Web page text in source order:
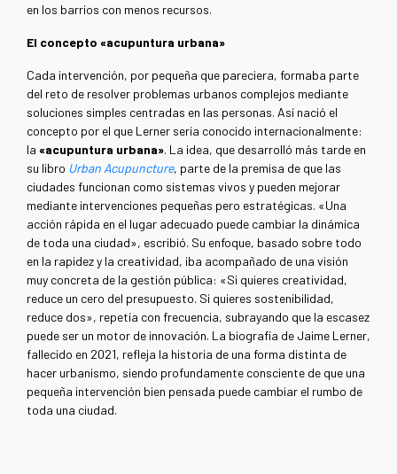
en los barrios con menos recursos.
El concepto «acupuntura urbana»
Cada intervención, por pequeña que pareciera, formaba parte
del reto de resolver problemas urbanos complejos mediante
soluciones simples centradas en las personas. Así nació el
concepto por el que Lerner sería conocido internacionalmente:
la «acupuntura urbana». La idea, que desarrolló más tarde en
su libro Urban Acupuncture, parte de la premisa de que las
ciudades funcionan como sistemas vivos y pueden mejorar
mediante intervenciones pequeñas pero estratégicas. «Una
acción rápida en el lugar adecuado puede cambiar la dinámica
de toda una ciudad», escribió. Su enfoque, basado sobre todo
en la rapidez y la creatividad, iba acompañado de una visión
muy concreta de la gestión pública: «Si quieres creatividad,
reduce un cero del presupuesto. Si quieres sostenibilidad,
reduce dos», repetía con frecuencia, subrayando que la escasez
puede ser un motor de innovación. La biografía de Jaime Lerner,
fallecido en 2021, refleja la historia de una forma distinta de
hacer urbanismo, siendo profundamente consciente de que una
pequeña intervención bien pensada puede cambiar el rumbo de
toda una ciudad.